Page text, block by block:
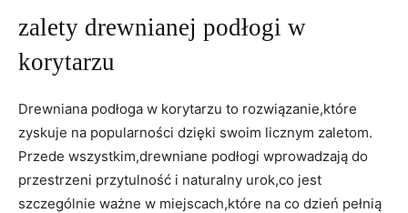
zalety drewnianej podłogi w
korytarzu
Drewniana‍ podłoga w korytarzu to rozwiązanie,które
⁣zyskuje na popularności dzięki swoim licznym⁣ zaletom.
Przede wszystkim,drewniane podłogi wprowadzają do
przestrzeni przytulność i naturalny ‍urok,co jest
szczególnie ważne w miejscach,które na co dzień pełnią